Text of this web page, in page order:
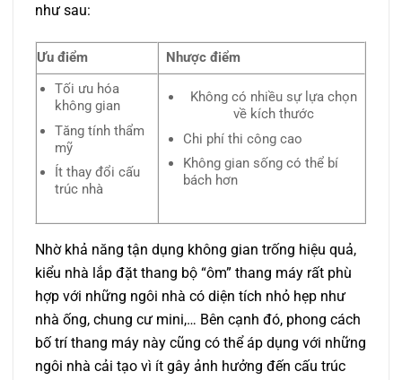
như sau:
Ưu điểm
Nhược điểm
Tối ưu hóa
không gian
Tăng tính thẩm
mỹ
Ít thay đổi cấu
trúc nhà
Không có nhiều sự lựa chọn
về kích thước
Chi phí thi công cao
Không gian sống có thể bí
bách hơn
Nhờ khả năng tận dụng không gian trống hiệu quả,
kiểu nhà lắp đặt thang bộ “ôm” thang máy rất phù
hợp với những ngôi nhà có diện tích nhỏ hẹp như
nhà ống, chung cư mini,… Bên cạnh đó, phong cách
bố trí thang máy này cũng có thể áp dụng với những
ngôi nhà cải tạo vì ít gây ảnh hưởng đến cấu trúc